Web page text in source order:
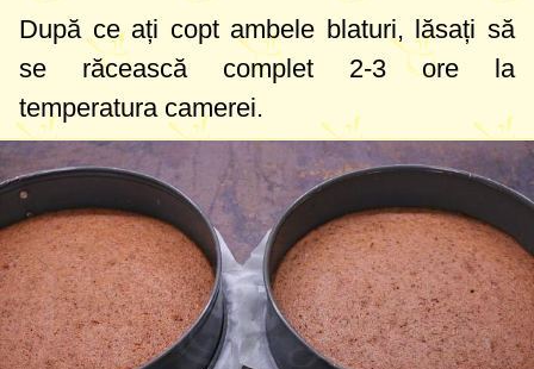
După ce ați copt ambele blaturi, lăsați să
se răcească complet 2-3 ore la
temperatura camerei.